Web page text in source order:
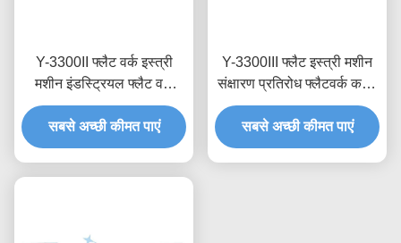
Y-3300II फ्लैट वर्क इस्त्री
मशीन इंडस्ट्रियल फ्लैट वर्क
इस्त्री मशीन
सबसे अच्छी कीमत पाएं
Y-3300III फ्लैट इस्त्री मशीन
संक्षारण प्रतिरोध फ्लैटवर्क कपड़े
धोने
सबसे अच्छी कीमत पाएं